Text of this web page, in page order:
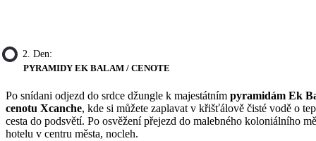
2. Den:
PYRAMIDY EK BALAM / CENOTE
Po snídani odjezd do srdce džungle k majestátním pyramidám Ek
cenotu Xcanche, kde si můžete zaplavat v křišťálově čisté vodě o
cesta do podsvětí. Po osvěžení přejezd do malebného koloniálního
hotelu v centru města, nocleh.